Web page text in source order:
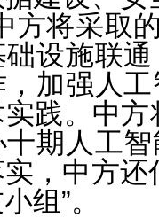
方将采取
设施联
加强人
践。中
期人工
，中方还
组”。